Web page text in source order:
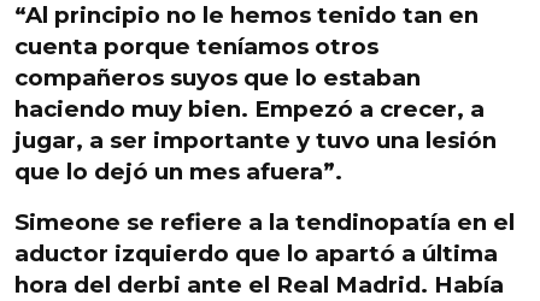
“Al principio no le hemos tenido tan en
cuenta porque teníamos otros
compañeros suyos que lo estaban
haciendo muy bien. Empezó a crecer, a
jugar, a ser importante y tuvo una lesión
que lo dejó un mes afuera”.
Simeone se refiere a la tendinopatía en el
aductor izquierdo que lo apartó a última
hora del derbi ante el Real Madrid. Había